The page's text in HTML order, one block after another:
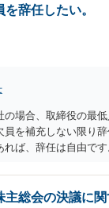
役が損害賠償責任を
社の監査役を子会社
能性があります。
査役の辞任等を検
辞任したい。
の場合、取締役の最
員を補充しない限り
れば、辞任は自由で
て損害賠償をする必
護士にご相談される
主総会の決議に